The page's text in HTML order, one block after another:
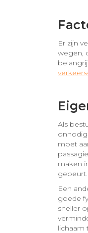
Er zijn
wegen,
Als
moet
maken
gebeurt.
Een
goede
sneller
lichaam